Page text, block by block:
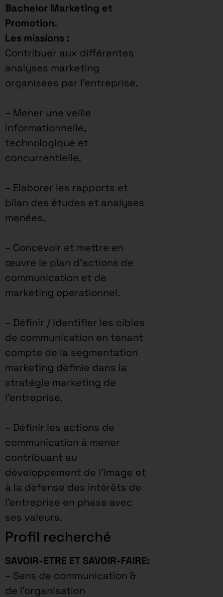
Bachelor Marketing et
Promotion.
Les missions :
Contribuer aux différentes
analyses marketing
organisees par l’entreprise.
– Mener une veille
informationnelle,
technologique et
concurrentielle.
– Elaborer les rapports et
bilan des études et analyses
menées.
– Concevoir et mettre en
œuvre le plan d’actions de
communication et de
marketing operationnel.
– Définir / Identifier les cibles
de communication en tenant
compte de la segmentation
marketing définie dans la
stratégie marketing de
l’entreprise.
– Définir les actions de
communication à mener
contribuant au
développement de l’image et
à la défense des intérêts de
l’entreprise en phase avec
ses valeurs.
Profil recherché
SAVOIR-ETRE ET SAVOIR-FAIRE:
– Sens de communication &
de l’organisation